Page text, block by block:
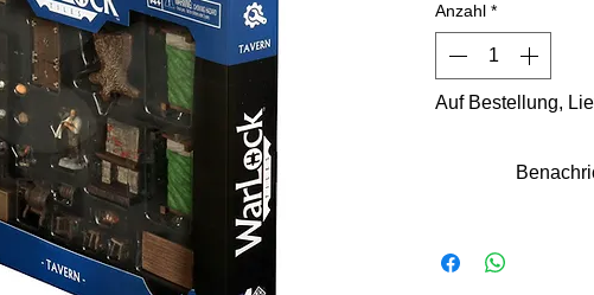
Anzahl *
Auf Bestellung,